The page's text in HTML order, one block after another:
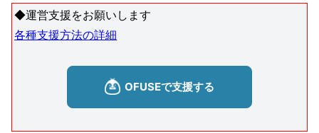
◆運営支援をお願いします
各種支援方法の詳細